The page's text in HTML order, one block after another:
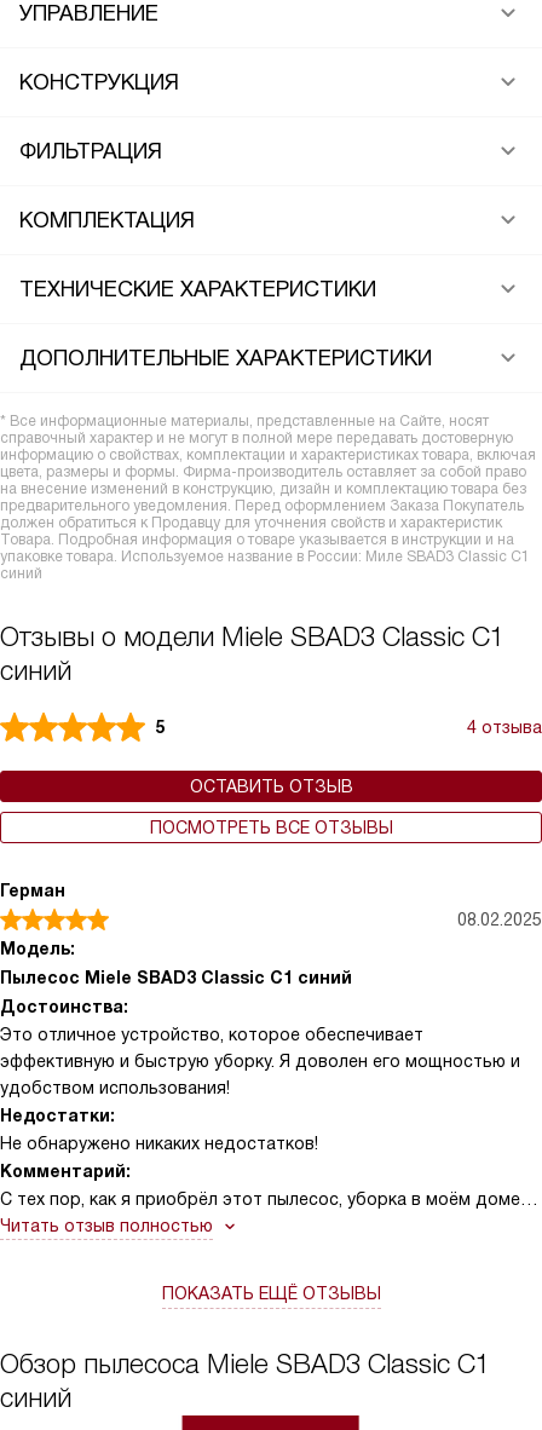
УПРАВЛЕНИЕ
КОНСТРУКЦИЯ
ФИЛЬТРАЦИЯ
КОМПЛЕКТАЦИЯ
ТЕХНИЧЕСКИЕ ХАРАКТЕРИСТИКИ
ДОПОЛНИТЕЛЬНЫЕ ХАРАКТЕРИСТИКИ
* Все информационные материалы, представленные на Сайте, носят
справочный характер и не могут в полной мере передавать достоверную
информацию о свойствах, комплектации и характеристиках товара, включая
цвета, размеры и формы. Фирма-производитель оставляет за собой право
на внесение изменений в конструкцию, дизайн и комплектацию товара без
предварительного уведомления. Перед оформлением Заказа Покупатель
должен обратиться к Продавцу для уточнения свойств и характеристик
Товара. Подробная информация о товаре указывается в инструкции и на
упаковке товара. Используемое название в России: Миле SBAD3 Classic C1
синий
Отзывы о модели Miele SBAD3 Classic C1
синий
5 4 отзыва
ОСТАВИТЬ ОТЗЫВ
ПОСМОТРЕТЬ ВСЕ ОТЗЫВЫ
Герман
08.02.2025
Модель:
Пылесос Miele SBAD3 Classic C1 синий
Достоинства:
Это отличное устройство, которое обеспечивает
эффективную и быструю уборку. Я доволен его мощностью и
удобством использования!
Недостатки:
Не обнаружено никаких недостатков!
Комментарий:
С тех пор, как я приобрёл этот пылесос, уборка в моём доме
стала настоящим удовольствием! Этот пылесос просто
Я помню одну ситуацию, когда у меня было очень мало
не успею прибраться, но этот пылесос справился с задачей
быстрее, чем я ожидал. Все гости отметили, как чисто у меня
дома!
Читать отзыв полностью
ПОКАЗАТЬ ЕЩЁ ОТЗЫВЫ
Обзор пылесоса Miele SBAD3 Classic C1
синий